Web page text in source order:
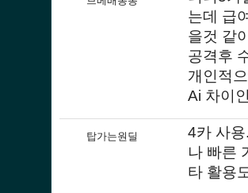
는데 급
을것 같
공격후
개인적
Ai 차이
탑가는원딜
4카 사
나 빠른
타 활용